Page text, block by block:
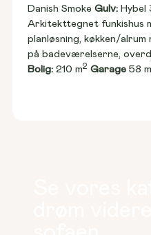
Danish Smoke Gulv: Hybel
Arkitekttegnet funkishus
planløsning, køkken/alrum
på badeværelserne,
Bolig: 210 m2 Garage 58